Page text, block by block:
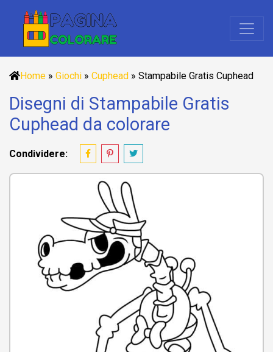
Home » Giochi » Cuphead » Stampabile Gratis Cuphead
Disegni di Stampabile Gratis
Cuphead da colorare
Condividere: